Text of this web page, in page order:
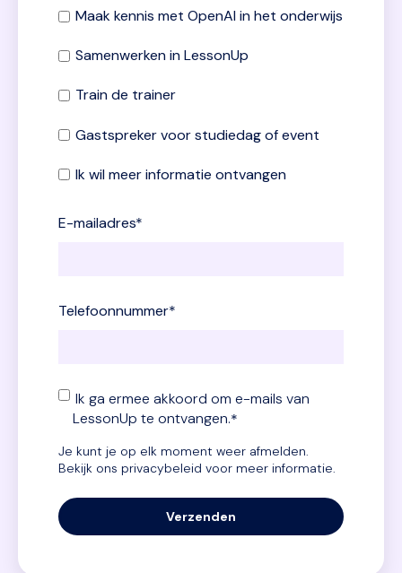
Maak kennis met OpenAI in het onderwijs
Samenwerken in LessonUp
Train de trainer
Gastspreker voor studiedag of event
Ik wil meer informatie ontvangen
E-mailadres*
Telefoonnummer*
Ik ga ermee akkoord om e-mails van
LessonUp te ontvangen.*
Je kunt je op elk moment weer afmelden.
Bekijk ons privacybeleid voor meer informatie.